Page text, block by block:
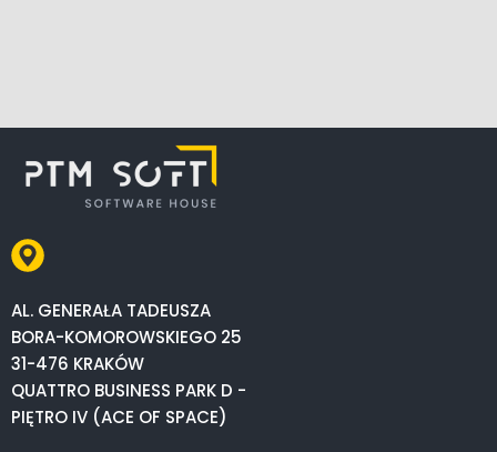
AL. GENERAŁA TADEUSZA
BORA-KOMOROWSKIEGO 25
31-476 KRAKÓW
QUATTRO BUSINESS PARK D -
PIĘTRO IV (ACE OF SPACE)